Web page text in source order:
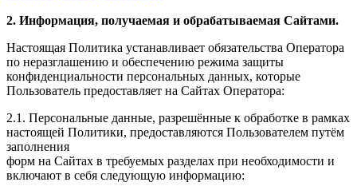
2. Информация, получаемая и обрабатываемая Сайтами.
Настоящая Политика устанавливает обязательства Оператора
по неразглашению и обеспечению режима защиты
конфиденциальности персональных данных, которые
Пользователь предоставляет на Сайтах Оператора:
2.1. Персональные данные, разрешённые к обработке в рамках
настоящей Политики, предоставляются Пользователем путём
заполнения
форм на Сайтах в требуемых разделах при необходимости и
включают в себя следующую информацию: